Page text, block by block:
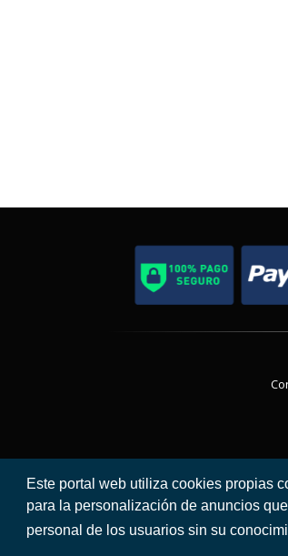
Este portal web utiliza cookies propias
para la personalización de anuncios
personal de los usuarios sin su